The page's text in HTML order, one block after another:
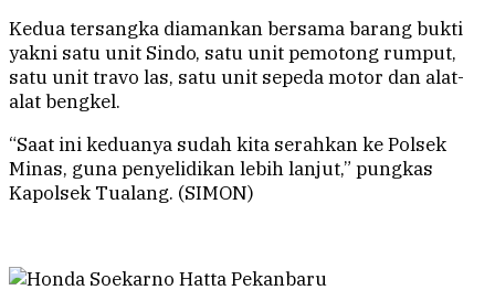
Kedua tersangka diamankan bersama barang bukti
yakni satu unit Sindo, satu unit pemotong rumput,
satu unit travo las, satu unit sepeda motor dan alat-
alat bengkel.
“Saat ini keduanya sudah kita serahkan ke Polsek
Minas, guna penyelidikan lebih lanjut,” pungkas
Kapolsek Tualang. (SIMON)